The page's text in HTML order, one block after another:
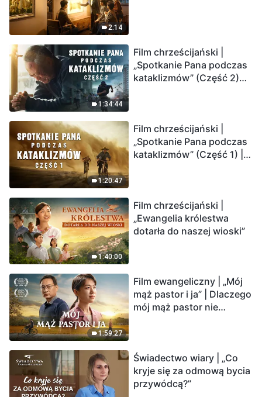
2:14
1:34:44
Film chrześcijański |
„Spotkanie Pana podczas
kataklizmów” (Część 2)
Ludzkość weszła w
odliczanie. Czy znalazłeś
już drogę ocalenia?
1:20:47
Film chrześcijański |
„Spotkanie Pana podczas
kataklizmów” (Część 1) |
1:40:00
Film chrześcijański |
„Ewangelia królestwa
dotarła do naszej wioski”
1:59:27
Film ewangeliczny | „Mój
mąż pastor i ja” | Dlaczego
mój mąż pastor nie
Świadectwo wiary | „Co
kryje się za odmową bycia
przywódcą?”